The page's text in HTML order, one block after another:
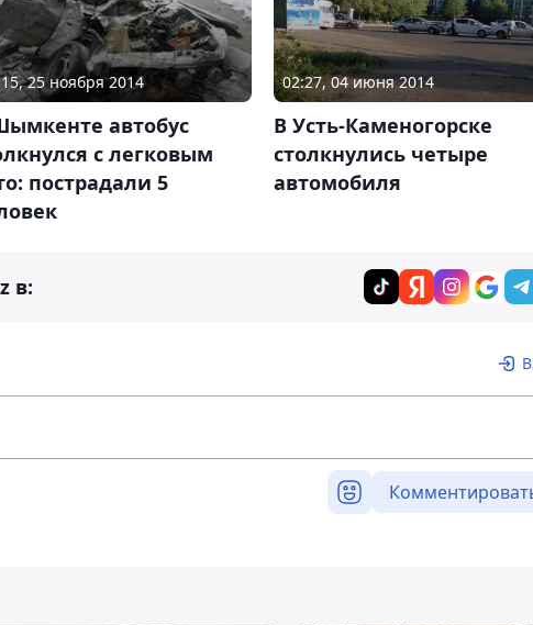
25 ноября 2014
автобус
с легковым
пострадали 5
02:27, 04 июня 2014
В Усть-Каменогорске
столкнулись четыре
автомобиля
в: